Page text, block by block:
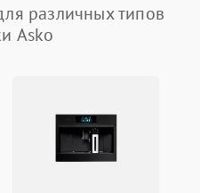
различных типов
Asko